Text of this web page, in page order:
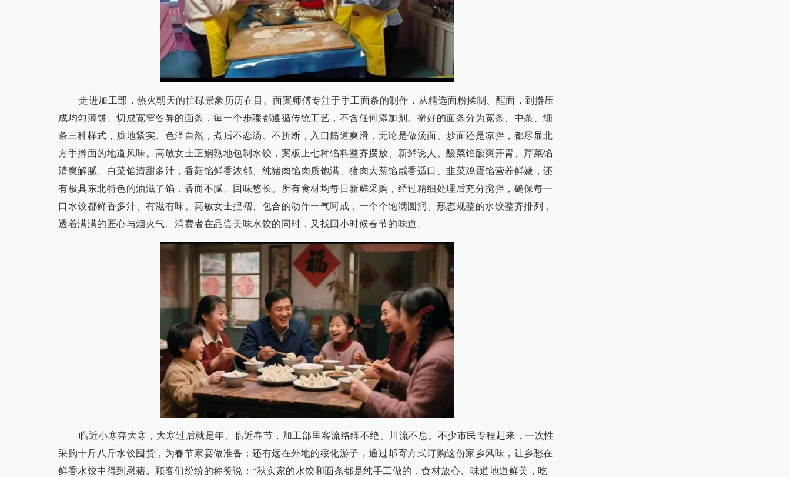
走进加工部，热火朝天的忙碌景象历历在目。面案师傅专注于手工面条的制作，从精选面粉揉制、醒面，到擀压
成均匀薄饼、切成宽窄各异的面条，每一个步骤都遵循传统工艺，不含任何添加剂。擀好的面条分为宽条、中条、细
条三种样式，质地紧实、色泽自然，煮后不恋汤、不折断，入口筋道爽滑，无论是做汤面、炒面还是凉拌，都尽显北
方手擀面的地道风味。高敏女士正娴熟地包制水饺，案板上七种馅料整齐摆放、新鲜诱人。酸菜馅酸爽开胃、芹菜馅
清爽解腻、白菜馅清甜多汁，香菇馅鲜香浓郁、纯猪肉馅肉质饱满、猪肉大葱馅咸香适口、韭菜鸡蛋馅营养鲜嫩，还
有极具东北特色的油滋了馅，香而不腻、回味悠长。所有食材均每日新鲜采购，经过精细处理后充分搅拌，确保每一
口水饺都鲜香多汁、有滋有味。高敏女士捏褶、包合的动作一气呵成，一个个饱满圆润、形态规整的水饺整齐排列，
透着满满的匠心与烟火气。消费者在品尝美味水饺的同时，又找回小时候春节的味道。
临近小寒奔大寒，大寒过后就是年。临近春节，加工部里客流络绎不绝、川流不息。不少市民专程赶来，一次性
采购十斤八斤水饺囤货，为春节家宴做准备；还有远在外地的绥化游子，通过邮寄方式订购这份家乡风味，让乡愁在
鲜香水饺中得到慰藉。顾客们纷纷的称赞说：“秋实家的水饺和面条都是纯手工做的，食材放心、味道地道鲜美，吃